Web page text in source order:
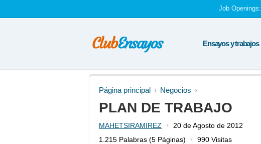
Job Openings:
Ensayos y trabajos
Página principal Negocios
PLAN DE TRABAJO
MAHETSIRAMIREZ
20 de Agosto de 2012
1.215 Palabras (5 Páginas) 990 Visitas